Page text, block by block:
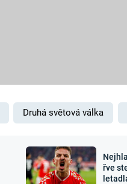
MARS
Záhady a
Druhá světová válka
řve